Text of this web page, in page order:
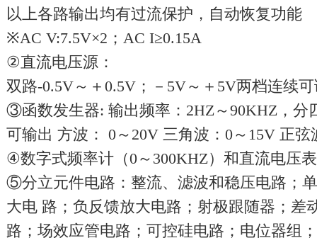
以上各路输出均有过流保护，自动恢复功能
※AC V:7.5V×2；AC I≥0.15A
②直流电压源：
双路-0.5V～＋0.5V；－5V～＋5V两档连续
③函数发生器: 输出频率：2HZ～90KHZ，分
可输出 方波： 0～20V 三角波：0～15V 正弦
④数字式频率计（0～300KHZ）和直流电压
⑤分立元件电路：整流、滤波和稳压电路；
大电 路；负反馈放大电路；射极跟随器；差
路；场效应管电路；可控硅电路；电位器组